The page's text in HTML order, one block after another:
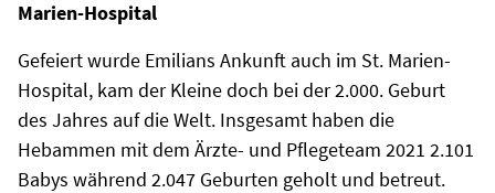
Marien-Hospital
Gefeiert wurde Emilians Ankunft auch im St. Marien-
Hospital, kam der Kleine doch bei der 2.000. Geburt
des Jahres auf die Welt. Insgesamt haben die
Hebammen mit dem Ärzte- und Pflegeteam 2021 2.101
Babys während 2.047 Geburten geholt und betreut.